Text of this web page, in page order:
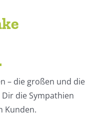
– die großen und die
die Sympathien
Kunden.